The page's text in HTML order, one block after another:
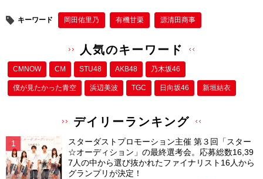
キーワード 岡田佑里乃 有機甘栗 源清田商事
人気のキーワード
CMNOW CM STU48 AKB48 乃木坂46
僕が⾒たかった⻘空 浜辺美波 TGC 日向坂46 新垣結衣
デイリーランキング
スターダストプロモーション主催 第３回「スター
☆オーディション」の最終選考会。応募総数16,39
7人の中から選び抜かれたファイナリスト16人から
グランプリが決定！